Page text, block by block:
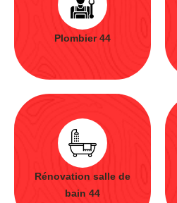
Plombier 44
Rénovation salle de
bain 44